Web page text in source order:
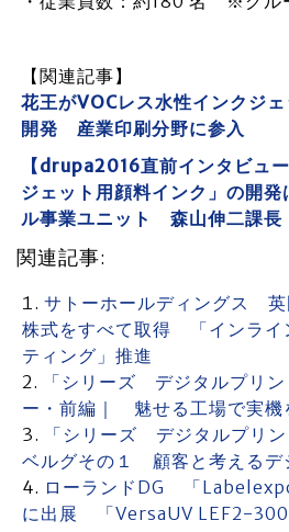
【関連記事】
花王がVOCレス水性インクジ
開発 産業印刷分野に参入
【drupa2016直前インタビュ
ジェット用顔料インク」の開
ル事業ユニット 森山伸二課長
関連記事:
サトーホールディングス
株式をすべて取得 「インライ
ティング」推進
「シリーズ デジタルプリ
ー・前編｜ 魅せる工場で実機
「シリーズ デジタルプリ
ベルグその１ 顧客と考えるデ
ローランドDG 「
に出展 「VersaUV LEF2-300